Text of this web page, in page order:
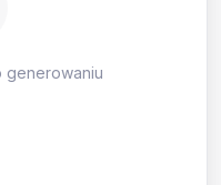
generowaniu